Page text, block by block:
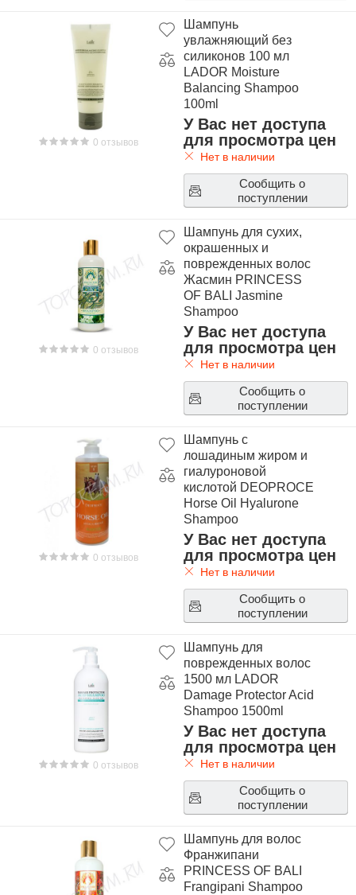
0 отзывов
Шампунь
увлажняющий без
силиконов 100 мл
LADOR Moisture
Balancing Shampoo
100ml
У Вас нет доступа
для просмотра цен
Нет в наличии
Сообщить о
поступлении
0 отзывов
Шампунь для сухих,
окрашенных и
поврежденных волос
Жасмин PRINCESS
OF BALI Jasmine
Shampoo
У Вас нет доступа
для просмотра цен
Нет в наличии
Сообщить о
поступлении
0 отзывов
Шампунь с
лошадиным жиром и
гиалуроновой
кислотой DEOPROCE
Horse Oil Hyalurone
Shampoo
У Вас нет доступа
для просмотра цен
Нет в наличии
Сообщить о
поступлении
0 отзывов
Шампунь для
поврежденных волос
1500 мл LADOR
Damage Protector Acid
Shampoo 1500ml
У Вас нет доступа
для просмотра цен
Нет в наличии
Сообщить о
поступлении
Шампунь для волос
Франжипани
PRINCESS OF BALI
Frangipani Shampoo